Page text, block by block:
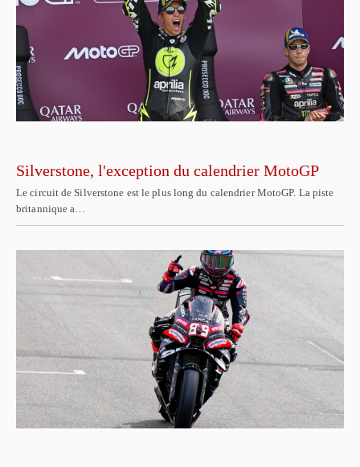
Silverstone, l'exception du calendrier MotoGP
Le circuit de Silverstone est le plus long du calendrier MotoGP. La piste
britannique a…